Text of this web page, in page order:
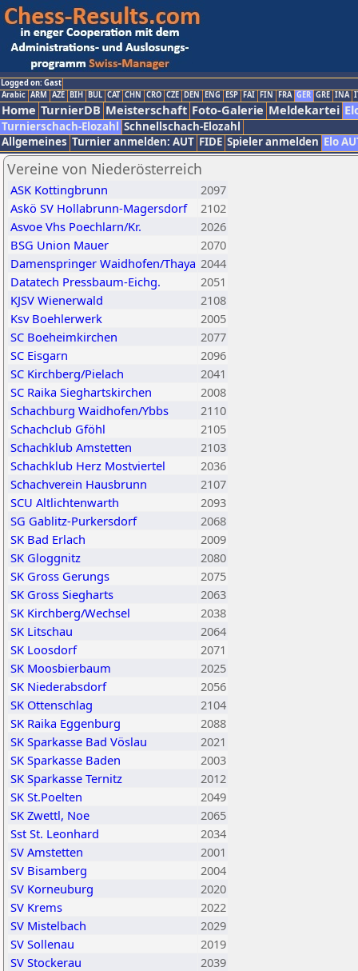
Logged on: Gast
Arabic ARM AZE BIH BUL CAT CHN CRO CZE DEN ENG ESP FAI FIN FRA GER GRE INA
Home TurnierDB Meisterschaft Foto-Galerie Meldekartei
Turnierschach-Elozahl Schnellschach-Elozahl
Allgemeines Turnier anmelden: AUT FIDE Spieler anmelden Elo
Vereine von Niederösterreich
ASK Kottingbrunn
2097
Askö SV Hollabrunn-Magersdorf
2102
Asvoe Vhs Poechlarn/Kr.
2026
BSG Union Mauer
2070
Damenspringer Waidhofen/Thaya 2044
Datatech Pressbaum-Eichg.
2051
KJSV Wienerwald
2108
Ksv Boehlerwerk
2005
SC Boeheimkirchen
2077
SC Eisgarn
2096
SC Kirchberg/Pielach
2041
SC Raika Sieghartskirchen
2008
Schachburg Waidhofen/Ybbs
2110
Schachclub Gföhl
2105
Schachklub Amstetten
2103
Schachklub Herz Mostviertel
2036
Schachverein Hausbrunn
2107
SCU Altlichtenwarth
2093
SG Gablitz-Purkersdorf
2068
SK Bad Erlach
2009
SK Gloggnitz
2080
SK Gross Gerungs
2075
SK Gross Siegharts
2063
SK Kirchberg/Wechsel
2038
SK Litschau
2064
SK Loosdorf
2071
SK Moosbierbaum
2025
SK Niederabsdorf
2056
SK Ottenschlag
2104
SK Raika Eggenburg
2088
SK Sparkasse Bad Vöslau
2021
SK Sparkasse Baden
2003
SK Sparkasse Ternitz
2012
SK St.Poelten
2049
SK Zwettl, Noe
2065
Sst St. Leonhard
2034
SV Amstetten
2001
SV Bisamberg
2004
SV Korneuburg
2020
SV Krems
2022
SV Mistelbach
2029
SV Sollenau
2019
SV Stockerau
2039